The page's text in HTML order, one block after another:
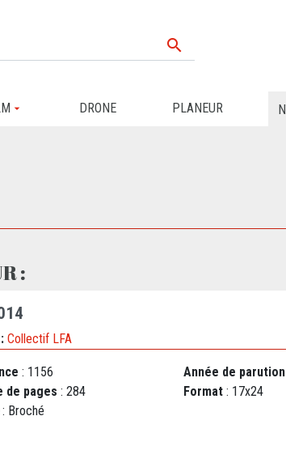

DRONE PLANEUR
:
Collectif LFA
: 1156 Année de parution
de pages : 284 Format : 17x24
: Broché